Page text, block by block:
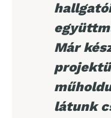
Már
látunk